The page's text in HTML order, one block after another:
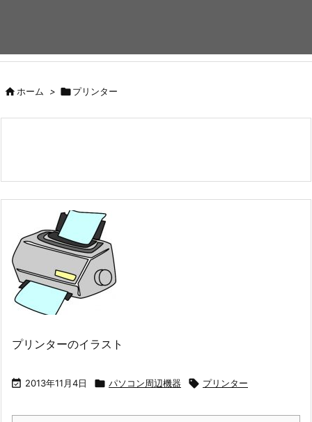
ホーム > プリンター
プリンターのイラスト
 2013年11月4日  パソコン周辺機器  プリンター